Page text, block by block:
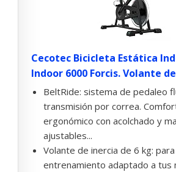
Cecotec Bicicleta Estática
Indoor 6000 Forcis. Volante
BeltRide: sistema de pedaleo
transmisión por correa.
ergonómico con acolchado y
ajustables...
Volante de inercia de 6 kg: para
entrenamiento adaptado a tus